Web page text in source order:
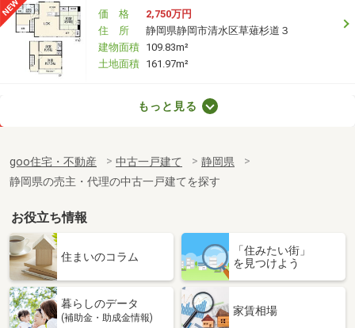
価 格
2,750万円
住 所
静岡県静岡市清水区草薙杉道３
建物面積 109.83m²
土地面積 161.97m²
静岡県賀茂郡東伊豆町奈良本
建物面積 89.56m²
土地面積 152.55m²
静岡県静岡市清水区山原
価 格
2,750万円
静岡県静岡市清水区山原
建物面積 107.65m²
土地面積
123.42m²
もっと見る
goo住宅・不動産 中古一戸建て
静岡県
静岡県の売主・代理の中古一戸建てを探す
お役立ち情報
住まいのコラム
「住みたい街」
を見つけよう
暮らしのデータ
(補助金・助成金情報)
家賃相場